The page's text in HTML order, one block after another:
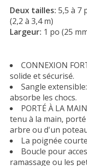
Deux tailles: 5,5 à 7
(2,2 à 3,4 m)
Largeur: 1 po (25
CONNEXION
solide et sécurisé.
Sangle
absorbe les chocs.
PORTÉ À LA
tenu à la main,
arbre ou d'un
La poignée
Boucle pour
ramassage ou les